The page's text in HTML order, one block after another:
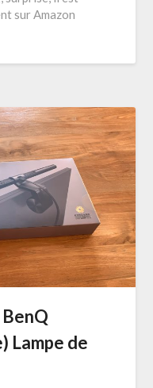
sur Amazon
Lampe de